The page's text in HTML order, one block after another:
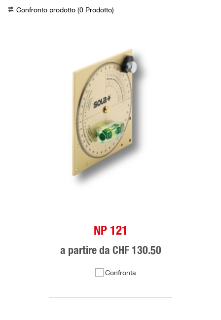
Confronto prodotto (0 Prodotto)
NP 121
a partire da CHF 130.50
Confronta